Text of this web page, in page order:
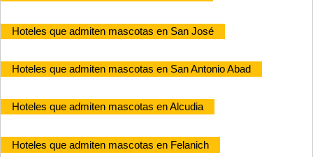
Hoteles que admiten mascotas en San José
Hoteles que admiten mascotas en San Antonio Abad
Hoteles que admiten mascotas en Alcudia
Hoteles que admiten mascotas en Felanich